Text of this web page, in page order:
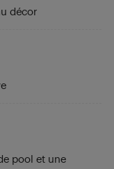
décor
pool et une